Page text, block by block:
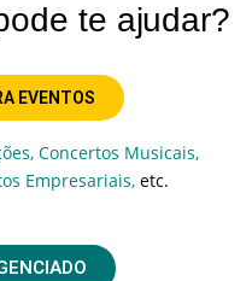
te ajudar?
EVENTOS
Concertos Musicais,
Empresariais,etc.